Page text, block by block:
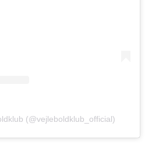
(@vejleboldklub_official)